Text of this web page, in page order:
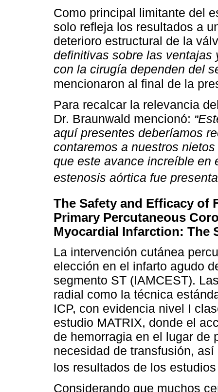
Como principal limitante del
solo refleja los resultados a
deterioro estructural de la
definitivas sobre las ventajas
con la cirugía dependen del
mencionaron al final de la
Para recalcar la relevancia
Dr. Braunwald mencionó:
aquí presentes deberíamos
contaremos a nuestros
que este avance increíble en
estenosis aórtica fue
The Safety and Efficacy of
Primary Percutaneous
Myocardial Infarction: The
La intervención cutánea
elección en el infarto agudo
segmento ST (IAMCEST).
radial como la técnica
ICP, con evidencia nivel I
estudio MATRIX, donde el
de hemorragia en el lugar de
necesidad de transfusión,
los resultados de los
Considerando que muchos